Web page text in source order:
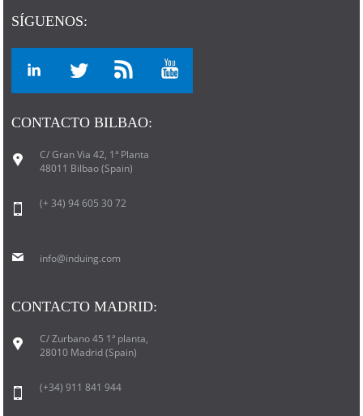
SÍGUENOS:
CONTACTO BILBAO:
C/ Gran Via 42, 1ª Planta
48011 Bilbao (Spain)
(+ 34) 94 605 30 72
info@induing.com
CONTACTO MADRID:
C/ Zurbano 45 1ª planta,
28010 Madrid (Spain)
(+34) 911 841 944